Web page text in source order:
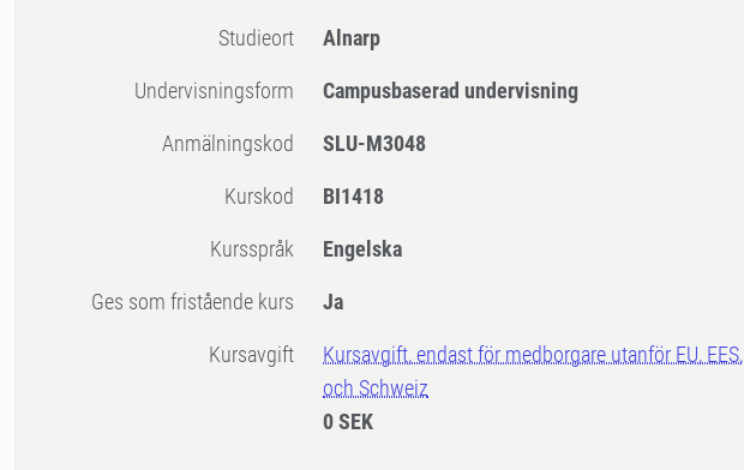
Studieort Alnarp
Undervisningsform Campusbaserad undervisning
Anmälningskod SLU-M3048
Kurskod BI1418
Kursspråk Engelska
Ges som fristående kurs Ja
Kursavgift
Kursavgift, endast för medborgare utanför EU, EES,
och Schweiz
0 SEK